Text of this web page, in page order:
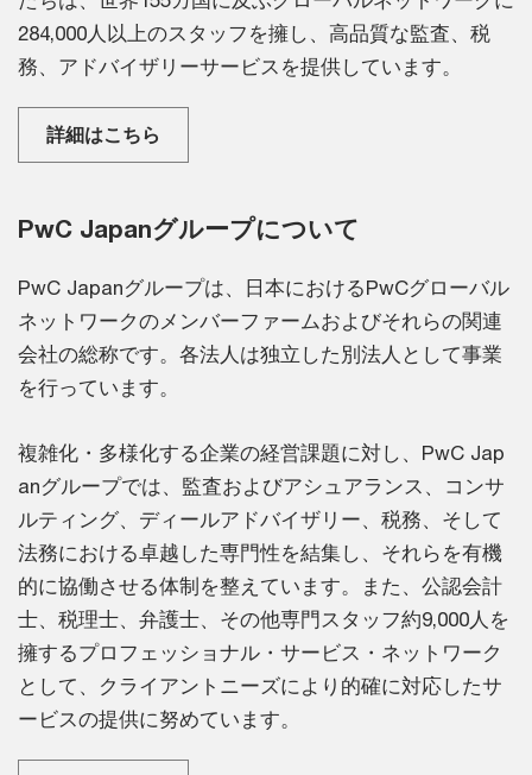
284,000人以上のスタッフを擁し、高品質な監査、税
務、アドバイザリーサービスを提供しています。
詳細はこちら
PwC Japanグループについて
PwC Japanグループは、日本におけるPwCグローバル
ネットワークのメンバーファームおよびそれらの関連
会社の総称です。各法人は独立した別法人として事業
を行っています。
複雑化・多様化する企業の経営課題に対し、PwC Jap
anグループでは、監査およびアシュアランス、コンサ
ルティング、ディールアドバイザリー、税務、そして
法務における卓越した専門性を結集し、それらを有機
的に協働させる体制を整えています。また、公認会計
士、税理士、弁護士、その他専門スタッフ約9,000人を
擁するプロフェッショナル・サービス・ネットワーク
として、クライアントニーズにより的確に対応したサ
ービスの提供に努めています。